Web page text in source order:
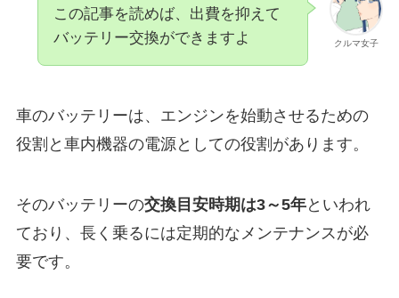
クルマ女子
この記事を読めば、出費を抑えて
バッテリー交換ができますよ
車のバッテリーは、エンジンを始動させるための
役割と車内機器の電源としての役割があります。
そのバッテリーの交換目安時期は3～5年といわれ
ており、長く乗るには定期的なメンテナンスが必
要です。